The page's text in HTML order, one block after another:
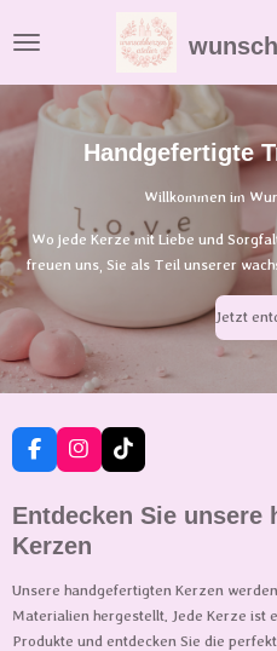
Hauptinhalt
Handgefertigte
Willkommen im
Wo jede Kerze mit Liebe und
freuen uns, Sie als Teil unserer
Jetzt
F
a
e
o
k
I
n
t
g
a
m
T
i
T
Entdecken Sie unsere
Kerzen
Unsere handgefertigten Kerzen
Materialien hergestellt. Jede Kerze ist
Produkte und entdecken Sie die